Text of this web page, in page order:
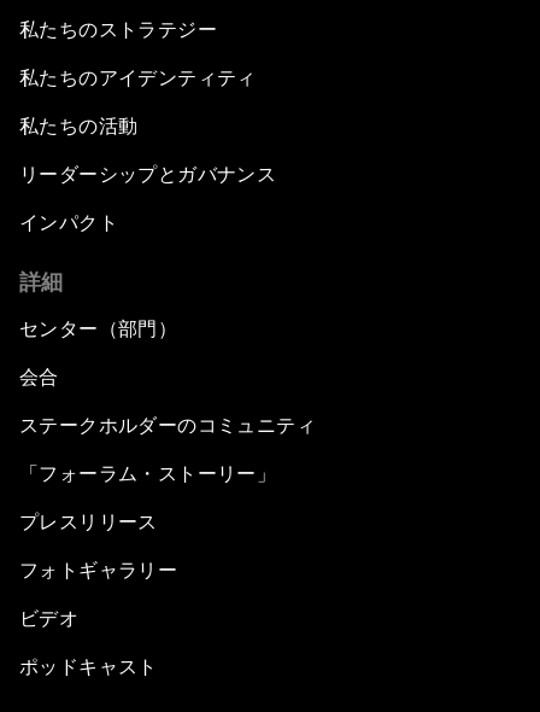
私たちのストラテジー
私たちのアイデンティティ
私たちの活動
リーダーシップとガバナンス
インパクト
詳細
センター（部門）
会合
ステークホルダーのコミュニティ
「フォーラム・ストーリー」
プレスリリース
フォトギャラリー
ビデオ
ポッドキャスト